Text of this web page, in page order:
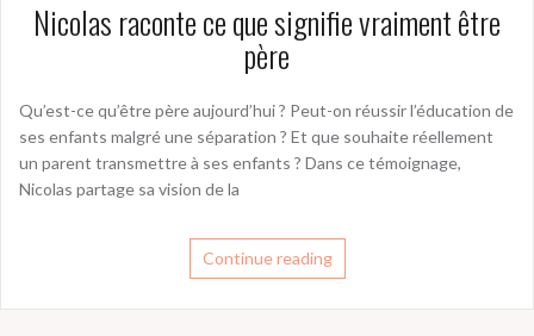
Nicolas raconte ce que signifie vraiment être
père
Qu’est-ce qu’être père aujourd’hui ? Peut-on réussir l’éducation de
ses enfants malgré une séparation ? Et que souhaite réellement
un parent transmettre à ses enfants ? Dans ce témoignage,
Nicolas partage sa vision de la
Continue reading